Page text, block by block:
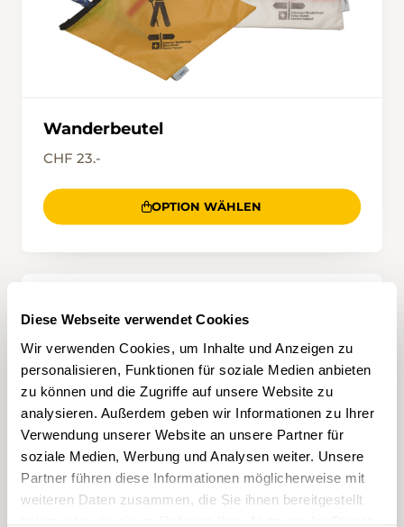
Diese Webseite verwendet Cookies
Wir verwenden Cookies, um Inhalte und Anzeigen zu
personalisieren, Funktionen für soziale Medien anbieten
zu können und die Zugriffe auf unsere Website zu
analysieren. Außerdem geben wir Informationen zu Ihrer
Verwendung unserer Website an unsere Partner für
soziale Medien, Werbung und Analysen weiter. Unsere
Partner führen diese Informationen möglicherweise mit
weiteren Daten zusammen, die Sie ihnen bereitgestellt
Wanderbeutel
CHF 23.-
OPTION WÄHLEN